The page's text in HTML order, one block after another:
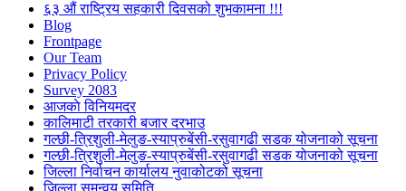
६३ औं राष्ट्रिय सहकारी दिवसको शुभकामना !!!
Blog
Frontpage
Our Team
Privacy Policy
Survey 2083
आजकाे विनियमदर
कालिमाटी तरकारी बजार दरभाउ
गल्छी-त्रिशुली-मेलुङ-स्याप्रुबेंसी-रसुवागढी सडक योजनाको सूचना
गल्छी-त्रिशुली-मेलुङ-स्याप्रुबेंसी-रसुवागढी सडक योजनाको सूचना
जिल्ला निर्वाचन कार्यालय नुवाकोटको सूचना